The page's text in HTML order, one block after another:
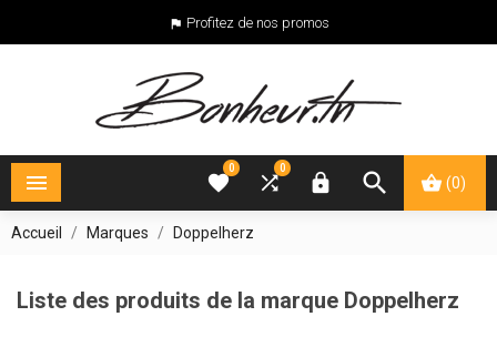
 Profitez de nos promos
 (0)


0

0
Accueil Marques Doppelherz
Liste des produits de la marque Doppelherz